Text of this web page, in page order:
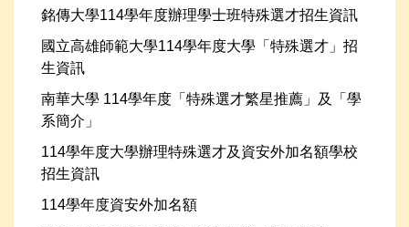
銘傳大學114學年度辦理學士班特殊選才招生資訊
國立高雄師範大學114學年度大學「特殊選才」招
生資訊
南華大學 114學年度「特殊選才繁星推薦」及「學
系簡介」
114學年度大學辦理特殊選才及資安外加名額學校
招生資訊
114學年度資安外加名額